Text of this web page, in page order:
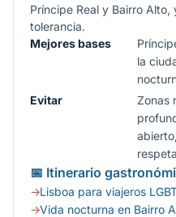
Príncipe Real y Bairro
tolerancia.
Mejores bases
la
Evitar
Zonas
📅 Itinerario
Lisboa para viajeros
Vida nocturna en Bairro